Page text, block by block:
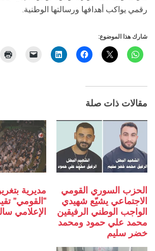
رقمي يواكب أهدافها ورسالتها الوطنية.
شارك هذا الموضوع:
مقالات ذات صلة
الحزب السوري القومي
الاجتماعي يشيّع شهيدي
الواجب الوطني الرفيقين
محمد علي حمود ومحمد
خضر سليم
مديرية
“القومي”
الإعلامي